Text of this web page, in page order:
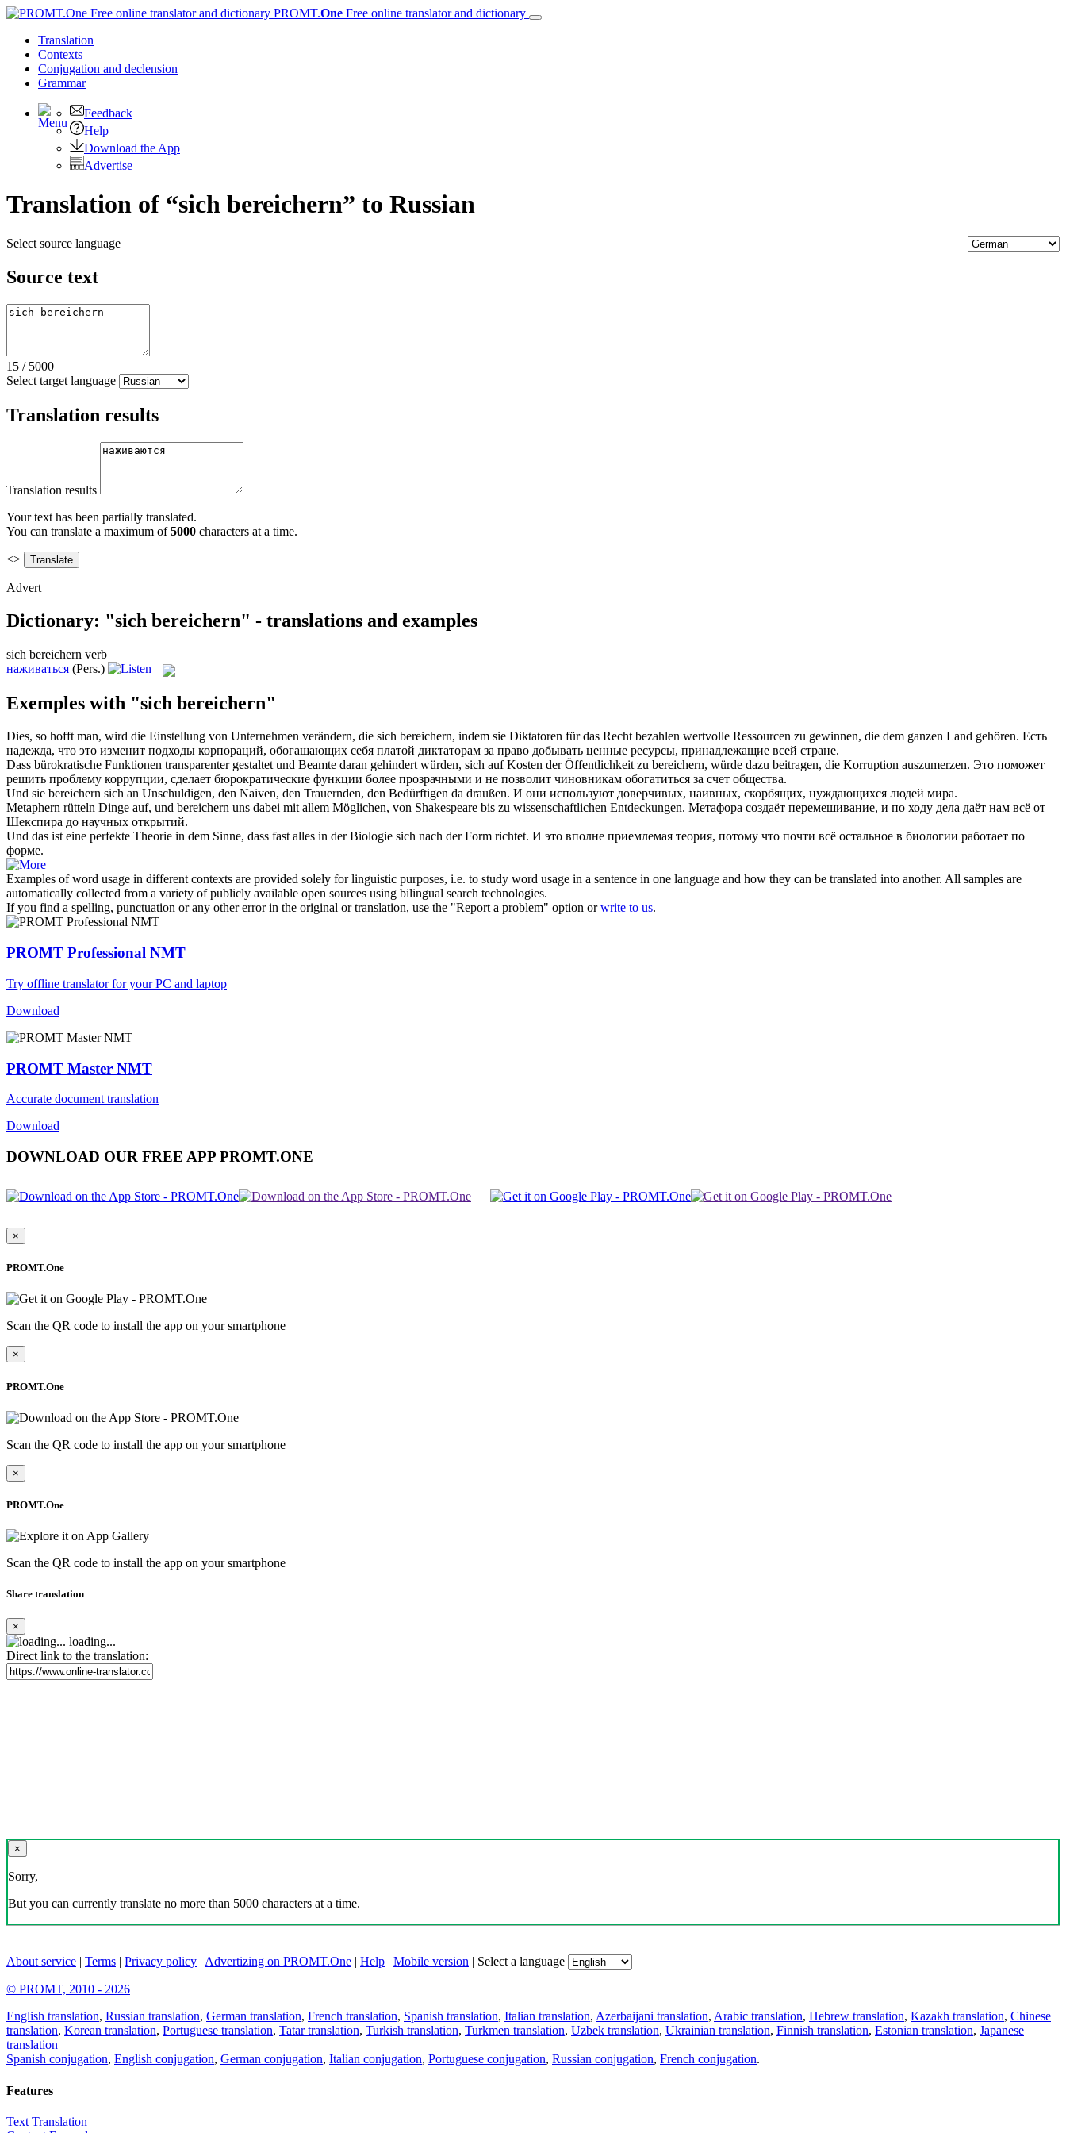
PROMT.One Free online translator and dictionary
Translation
Contexts
Conjugation and declension
Grammar
Feedback
Help
Download the App
Advertise
Translation of “sich bereichern” to Russian
Select source language
Source text
15 / 5000
Select target language
Translation results
Translation results
Your text has been partially translated.
You can translate a maximum of5000 characters at a time.
<>
Advert
Dictionary: "sich bereichern" - translations and examples
sich bereichern verb
наживаться (Pers.)
Exemples with "sich bereichern"
Dies, so hofft man, wird die Einstellung von Unternehmen verändern, die sich bereichern, indem sie Diktatoren für das Recht bezahlen wertvolle Ressourcen zu gewinnen, die dem ganzen Land gehören. Есть
надежда, что это изменит подходы корпораций, обогащающих себя платой диктаторам за право добывать ценные ресурсы, принадлежащие всей стране.
Dass bürokratische Funktionen transparenter gestaltet und Beamte daran gehindert würden, sich auf Kosten der Öffentlichkeit zu bereichern, würde dazu beitragen, die Korruption auszumerzen. Это поможет
решить проблему коррупции, сделает бюрократические функции более прозрачными и не позволит чиновникам обогатиться за счет общества.
Und sie bereichern sich an Unschuldigen, den Naiven, den Trauernden, den Bedürftigen da draußen. И они используют доверчивых, наивных, скорбящих, нуждающихся людей мира.
Metaphern rütteln Dinge auf, und bereichern uns dabei mit allem Möglichen, von Shakespeare bis zu wissenschaftlichen Entdeckungen. Метафора создаёт перемешивание, и по ходу дела даёт нам всё от
Шекспира до научных открытий.
Und das ist eine perfekte Theorie in dem Sinne, dass fast alles in der Biologie sich nach der Form richtet. И это вполне приемлемая теория, потому что почти всё остальное в биологии работает по
форме.
Examples of word usage in different contexts are provided solely for linguistic purposes, i.e. to study word usage in a sentence in one language and how they can be translated into another. All samples are
automatically collected from a variety of publicly available open sources using bilingual search technologies.
If you find a spelling, punctuation or any other error in the original or translation, use the "Report a problem" option orwrite to us.
PROMT Professional NMT
Try offline translator for your PC and laptop
Download
PROMT Master NMT
Accurate document translation
Download
DOWNLOAD OUR FREE APP PROMT.ONE
×
PROMT.One
Scan the QR code to install the app on your smartphone
×
PROMT.One
Scan the QR code to install the app on your smartphone
×
PROMT.One
Scan the QR code to install the app on your smartphone
Share translation
×
loading...
Direct link to the translation:
×
Sorry,
But you can currently translate no more than 5000 characters at a time.
About service | Terms | Privacy policy | Advertizing on PROMT.One | Help | Mobile version | Select a language
© PROMT, 2010 - 2026
English translation, Russian translation, German translation, French translation, Spanish translation, Italian translation, Azerbaijani translation, Arabic translation, Hebrew translation, Kazakh translation, Chinese
translation, Korean translation, Portuguese translation, Tatar translation, Turkish translation, Turkmen translation, Uzbek translation, Ukrainian translation, Finnish translation, Estonian translation, Japanese
translation
Spanish conjugation, English conjugation, German conjugation, Italian conjugation, Portuguese conjugation, Russian conjugation, French conjugation.
Features
Text Translation